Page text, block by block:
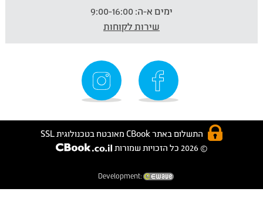
ימים א-ה:
שירות לקוחות
התשלום באתר CBook מאובטח בטכנולוגית SSL
© 2026 כל הזכויות שמורות
Development: